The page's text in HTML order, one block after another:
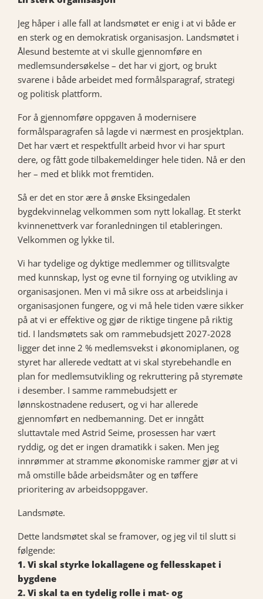
Jeg håper i alle fall at landsmøtet er enig i at vi både er
en sterk og en demokratisk organisasjon. Landsmøtet i
Ålesund bestemte at vi skulle gjennomføre en
medlemsundersøkelse – det har vi gjort, og brukt
svarene i både arbeidet med formålsparagraf, strategi
og politisk plattform.
For å gjennomføre oppgaven å modernisere
formålsparagrafen så lagde vi nærmest en prosjektplan.
Det har vært et respektfullt arbeid hvor vi har spurt
dere, og fått gode tilbakemeldinger hele tiden. Nå er den
her – med et blikk mot fremtiden.
Så er det en stor ære å ønske Eksingedalen
bygdekvinnelag velkommen som nytt lokallag. Et sterkt
kvinnenettverk var foranledningen til etableringen.
Velkommen og lykke til.
Vi har tydelige og dyktige medlemmer og tillitsvalgte
med kunnskap, lyst og evne til fornying og utvikling av
organisasjonen. Men vi må sikre oss at arbeidslinja i
organisasjonen fungere, og vi må hele tiden være sikker
på at vi er effektive og gjør de riktige tingene på riktig
tid. I landsmøtets sak om rammebudsjett 2027-2028
ligger det inne 2 % medlemsvekst i økonomiplanen, og
styret har allerede vedtatt at vi skal styrebehandle en
plan for medlemsutvikling og rekruttering på styremøte
i desember. I samme rammebudsjett er
lønnskostnadene redusert, og vi har allerede
gjennomført en nedbemanning. Det er inngått
sluttavtale med Astrid Seime, prosessen har vært
ryddig, og det er ingen dramatikk i saken. Men jeg
innrømmer at stramme økonomiske rammer gjør at vi
må omstille både arbeidsmåter og en tøffere
prioritering av arbeidsoppgaver.
Landsmøte.
Dette landsmøtet skal se framover, og jeg vil til slutt si
følgende:
1. Vi skal styrke lokallagene og fellesskapet i
bygdene
2. Vi skal ta en tydelig rolle i mat- og